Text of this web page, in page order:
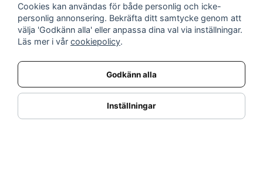
Nyheter
Kampanjer
Varumärken
Returnera en vara
Cookies kan användas för både personlig och icke-
personlig annonsering. Bekräfta ditt samtycke genom att
välja 'Godkänn alla' eller anpassa dina val via inställningar.
Läs mer i vår cookiepolicy.
Godkänn alla
Inställningar